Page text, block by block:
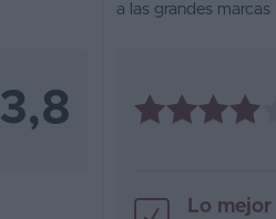
a las grandes marcas
3,8
Lo mejor